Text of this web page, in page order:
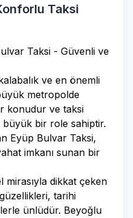
Taksi
Taksi - Güvenli ve
ve en önemli
metropolde
konudur ve taksi
bir role sahiptir.
Eyüp Bulvar Taksi,
imkanı sunan bir
dikkat çeken
tarihi
ünlüdür. Beyoğlu